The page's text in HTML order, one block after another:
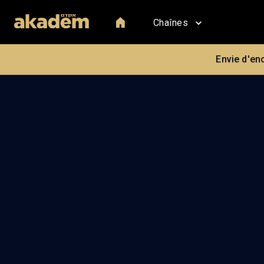
Chaînes
Envie